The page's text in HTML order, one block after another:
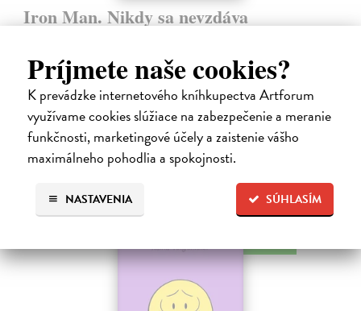
Príjmete naše cookies?
K prevádzke internetového kníhkupectva Artforum
využívame cookies slúžiace na zabezpečenie a meranie
funkčnosti, marketingové účely a zaistenie vášho
maximálneho pohodlia a spokojnosti.
SÚHLASÍM
NASTAVENIA
Iron Man. Nikdy sa nevzdáva
bojovník Iron Man - má jediný cieľ: Urobiť zo sveta lepšie a
bezpečnejšie miesto. Aby to dosiahol, nebojí sa vydať ani do tých
najnebezpečnejších…
Na sklade
9,45 €